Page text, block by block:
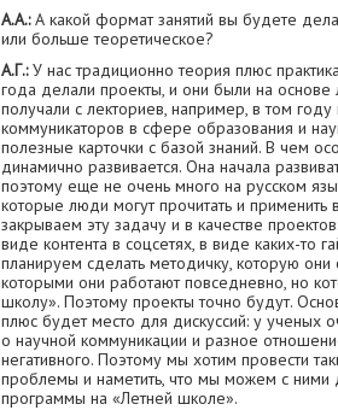
А.А.:А какой формат занятий вы будете
или больше теоретическое?
А.Г.:У нас традиционно теория плюс
года делали проекты, и они были на основе
получали с лекториев, например, в том
коммуникаторов в сфере образования и
полезные карточки с базой знаний. В чем
динамично развивается. Она начала
поэтому еще не очень много на русском
которые люди могут прочитать и применить
закрываем эту задачу и в качестве
виде контента в соцсетях, в виде каких-то
планируем сделать методичку, которую они
которыми они работают повседневно, но
школу». Поэтому проекты точно будут.
плюс будет место для дискуссий: у ученых
о научной коммуникации и разное
негативного. Поэтому мы хотим провести
проблемы и наметить, что мы можем с ними
программы на «Летней школе».